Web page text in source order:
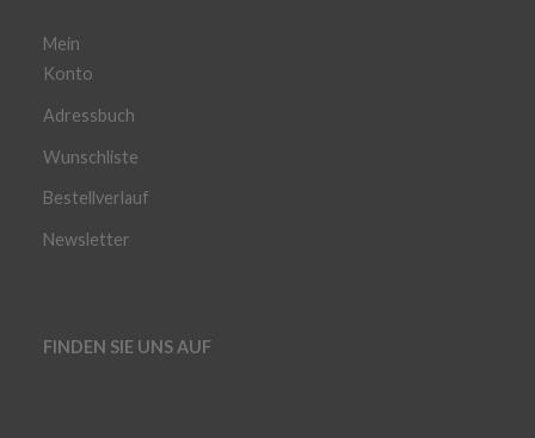
Mein
Konto
Adressbuch
Wunschliste
Bestellverlauf
Newsletter
FINDEN SIE UNS AUF